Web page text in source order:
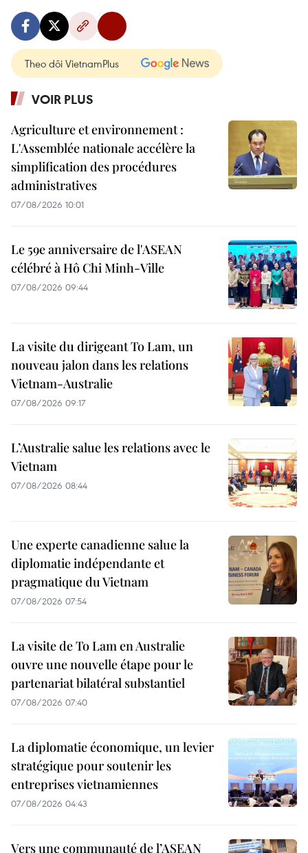
Theo dõi VietnamPlus
VOIR PLUS
Agriculture et environnement :
L'Assemblée nationale accélère la
simplification des procédures
administratives
07/08/2026 10:01
Le 59e anniversaire de l'ASEAN
célébré à Hô Chi Minh-Ville
07/08/2026 09:44
La visite du dirigeant To Lam, un
nouveau jalon dans les relations
Vietnam-Australie
07/08/2026 09:17
L’Australie salue les relations avec le
Vietnam
07/08/2026 08:44
Une experte canadienne salue la
diplomatie indépendante et
pragmatique du Vietnam
07/08/2026 07:54
La visite de To Lam en Australie
ouvre une nouvelle étape pour le
partenariat bilatéral substantiel
07/08/2026 07:40
La diplomatie économique, un levier
stratégique pour soutenir les
entreprises vietnamiennes
07/08/2026 04:43
Vers une communauté de l’ASEAN